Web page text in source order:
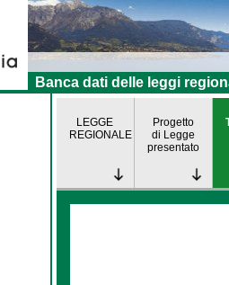
Banca dati delle leggi
LEGGE
REGIONALE
Progetto
di Legge
presentato